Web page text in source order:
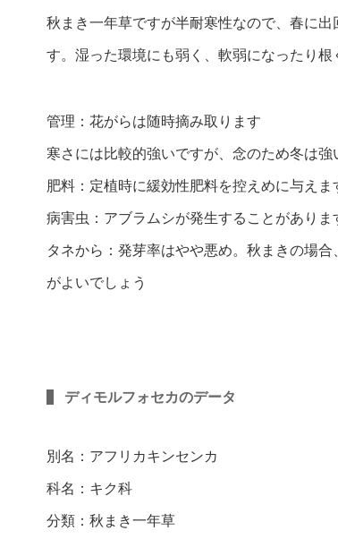
秋まき一年草ですが半耐寒性なので、春に
す。湿った環境にも弱く、軟弱になったり
管理：花がらは随時摘み取ります
寒さには比較的強いですが、念のため冬は
肥料：定植時に緩効性肥料を控えめに与え
病害虫：アブラムシが発生することがありま
タネから：発芽率はやや悪め。秋まきの場
がよいでしょう
ディモルフォセカのデータ
別名：アフリカキンセンカ
科名：キク科
分類：秋まき一年草